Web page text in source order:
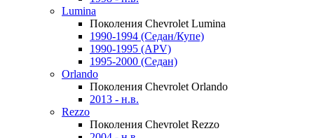
Lumina
Поколения Chevrolet Lumina
1990-1994 (Седан/Купе)
1990-1995 (APV)
1995-2000 (Седан)
Orlando
Поколения Chevrolet Orlando
2013 - н.в.
Rezzo
Поколения Chevrolet Rezzo